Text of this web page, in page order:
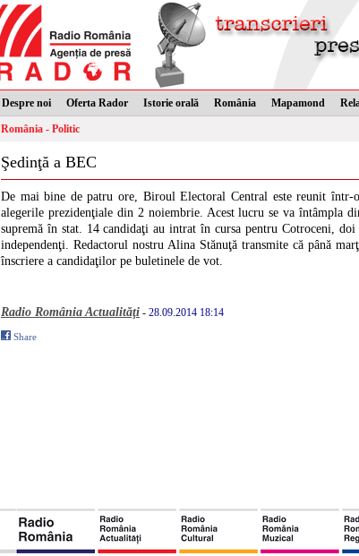
Despre noi Oferta Rador Istorie orală România Mapamond
România - Politic
Şedinţă a BEC
De mai bine de patru ore, Biroul Electoral Central este reunit într-
alegerile prezidenţiale din 2 noiembrie. Acest lucru se va întâmpla
supremă în stat. 14 candidaţi au intrat în cursa pentru Cotroceni,
independenţi. Redactorul nostru Alina Stănuţă transmite că până
înscriere a candidaţilor pe buletinele de vot.
Radio România Actualităţi - 28.09.2014 18:14
Share